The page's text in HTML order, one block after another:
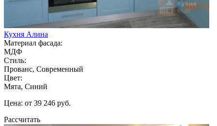
Кухня Алина
Материал фасада:
МДФ
Стиль:
Прованс, Современный
Цвет:
Мята, Синий
Цена: от 39 246 руб.
Рассчитать